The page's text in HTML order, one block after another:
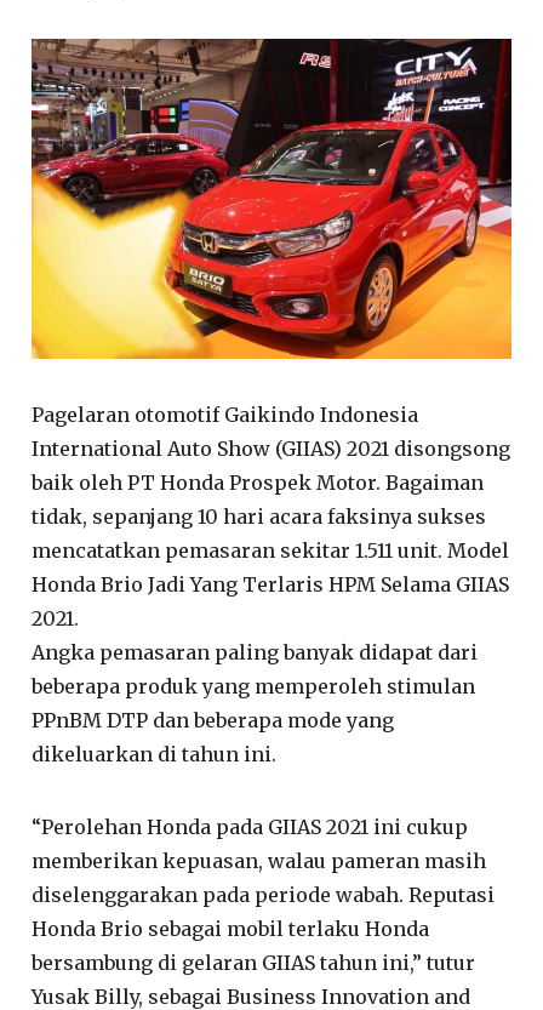
Pagelaran otomotif Gaikindo Indonesia
International Auto Show (GIIAS) 2021 disongsong
baik oleh PT Honda Prospek Motor. Bagaiman
tidak, sepanjang 10 hari acara faksinya sukses
mencatatkan pemasaran sekitar 1.511 unit. Model
Honda Brio Jadi Yang Terlaris HPM Selama GIIAS
2021.
Angka pemasaran paling banyak didapat dari
beberapa produk yang memperoleh stimulan
PPnBM DTP dan beberapa mode yang
dikeluarkan di tahun ini.
“Perolehan Honda pada GIIAS 2021 ini cukup
memberikan kepuasan, walau pameran masih
diselenggarakan pada periode wabah. Reputasi
Honda Brio sebagai mobil terlaku Honda
bersambung di gelaran GIIAS tahun ini,” tutur
Yusak Billy, sebagai Business Innovation and